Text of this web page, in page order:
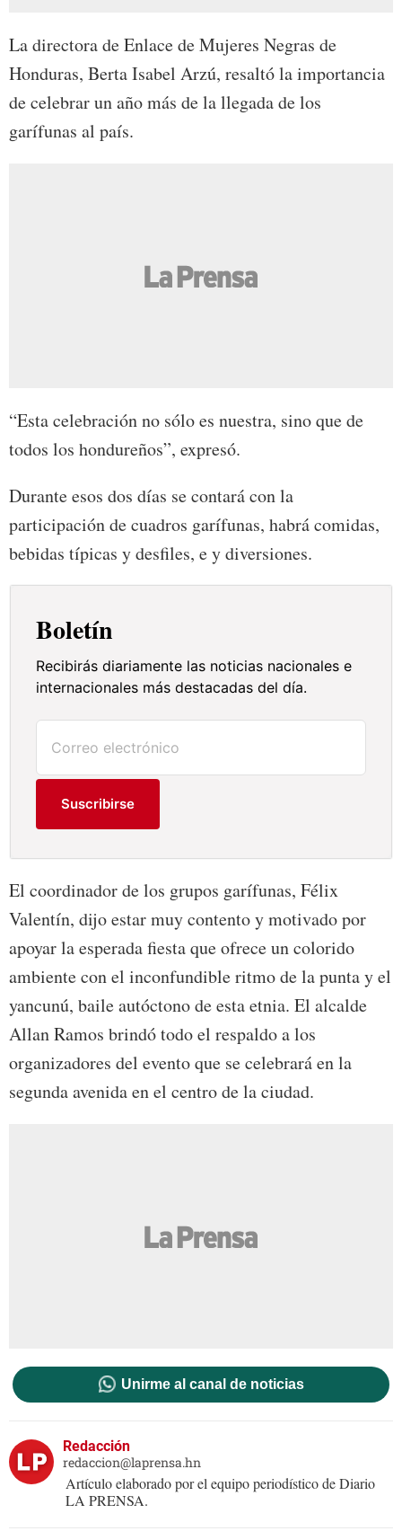
La directora de Enlace de Mujeres Negras de
Honduras, Berta Isabel Arzú, resaltó la importancia
de celebrar un año más de la llegada de los
garífunas al país.
“Esta celebración no sólo es nuestra, sino que de
todos los hondureños”, expresó.
Durante esos dos días se contará con la
participación de cuadros garífunas, habrá comidas,
bebidas típicas y desfiles, e y diversiones.
Boletín
Recibirás diariamente las noticias nacionales e
internacionales más destacadas del día.
Suscribirse
El coordinador de los grupos garífunas, Félix
Valentín, dijo estar muy contento y motivado por
apoyar la esperada fiesta que ofrece un colorido
ambiente con el inconfundible ritmo de la punta y el
yancunú, baile autóctono de esta etnia. El alcalde
Allan Ramos brindó todo el respaldo a los
organizadores del evento que se celebrará en la
segunda avenida en el centro de la ciudad.
Unirme al canal de noticias
Redacción
redaccion@laprensa.hn
Artículo elaborado por el equipo periodístico de Diario
LA PRENSA.